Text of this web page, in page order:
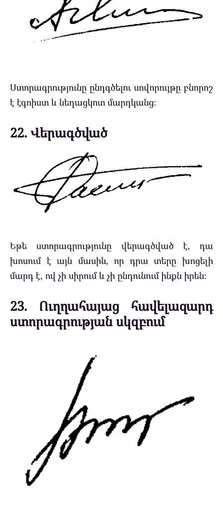
Ստորագրությունը ընդգծելու սովորույթը բնորոշ
է էգոիստ և նեղացկոտ մարդկանց։
22. Վերագծված
Եթե ստորագրությունը վերագծված է, դա
խոսում է այն մասին, որ դրա տերը խոցելի
մարդ է, ով չի սիրում և չի ընդունում ինքն իրեն։
23. Ուղղահայաց հավելազարդ
ստորագրության սկզբում